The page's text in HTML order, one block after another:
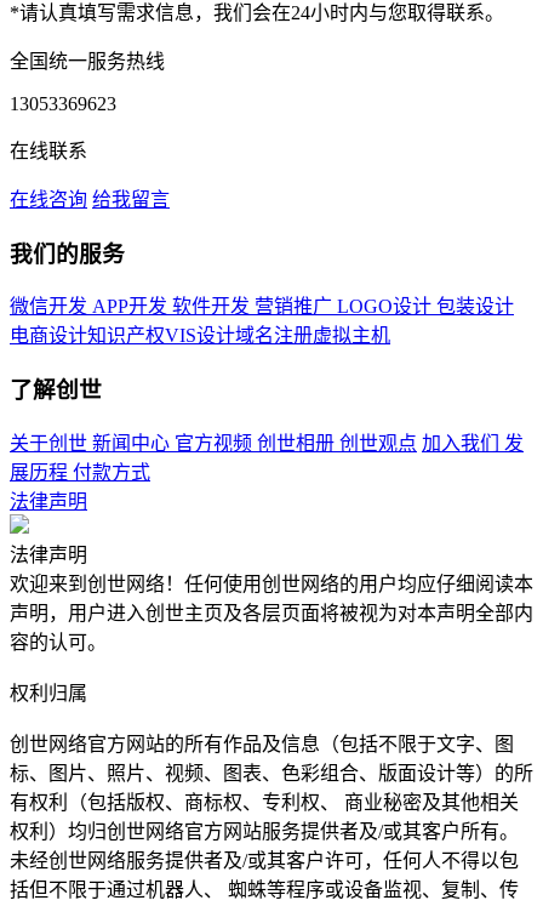
*请认真填写需求信息，我们会在24小时内与您取得联系。
全国统一服务热线
13053369623
在线联系
在线咨询 给我留言
我们的服务
微信开发 APP开发 软件开发 营销推广 LOGO设计 包装设计
电商设计知识产权VIS设计域名注册虚拟主机
了解创世
关于创世 新闻中心 官方视频 创世相册 创世观点 加入我们 发
展历程 付款方式
法律声明
法律声明
欢迎来到创世网络！任何使用创世网络的用户均应仔细阅读本
声明，用户进入创世主页及各层页面将被视为对本声明全部内
容的认可。
权利归属
创世网络官方网站的所有作品及信息（包括不限于文字、图
标、图片、照片、视频、图表、色彩组合、版面设计等）的所
有权利（包括版权、商标权、专利权、 商业秘密及其他相关
权利）均归创世网络官方网站服务提供者及/或其客户所有。
未经创世网络服务提供者及/或其客户许可，任何人不得以包
括但不限于通过机器人、 蜘蛛等程序或设备监视、复制、传